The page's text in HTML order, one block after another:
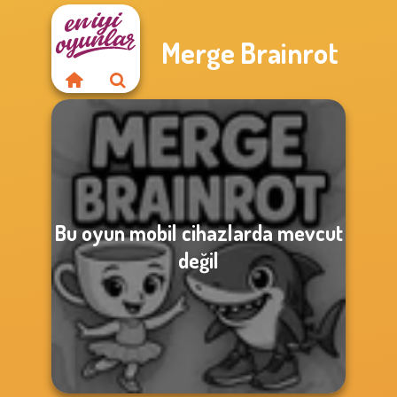
Merge Brainrot
Bu oyun mobil cihazlarda mevcut
değil